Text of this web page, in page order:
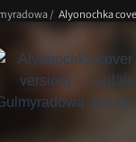
/ Alyonochka